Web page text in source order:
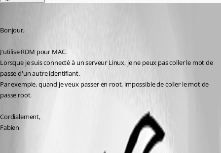
Bonjour,
J'utilise RDM pour MAC.
Lorsque je suis connecté à un serveur Linux, je ne peux pas coller le mot de
passe d'un autre identifiant.
Par exemple, quand je veux passer en root, impossible de coller le mot de
passe root.
Cordialement,
Fabien